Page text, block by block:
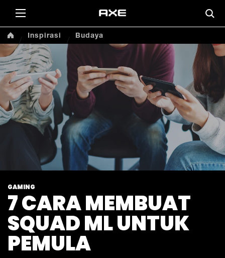
Inspirasi Budaya
GAMING
7 CARA MEMBUAT
SQUAD ML UNTUK
PEMULA